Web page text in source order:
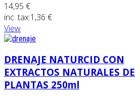
14,95 €
inc. tax:1,36 €
View
DRENAJE NATURCID CON
EXTRACTOS NATURALES DE
PLANTAS 250ml